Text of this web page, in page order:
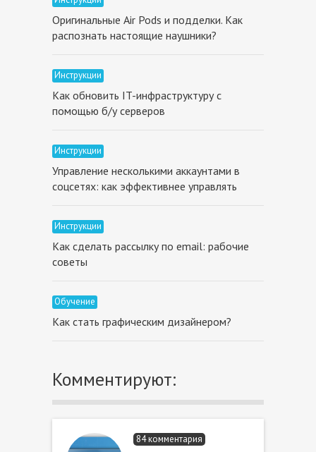
Оригинальные Air Pods и подделки. Как
распознать настоящие наушники?
Инструкции
Как обновить IT-инфраструктуру с
помощью б/у серверов
Инструкции
Управление несколькими аккаунтами в
соцсетях: как эффективнее управлять
Инструкции
Как сделать рассылку по email: рабочие
советы
Обучение
Как стать графическим дизайнером?
Комментируют:
84 комментария